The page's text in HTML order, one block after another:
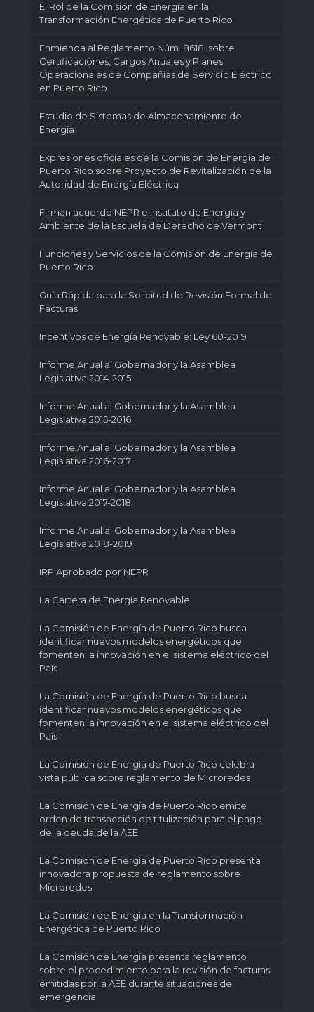
El Rol de la Comisión de Energía en la
Transformación Energética de Puerto Rico
Enmienda al Reglamento Núm. 8618, sobre
Certificaciones, Cargos Anuales y Planes
Operacionales de Compañías de Servicio Eléctrico
en Puerto Rico.
Estudio de Sistemas de Almacenamiento de
Energía
Expresiones oficiales de la Comisión de Energía de
Puerto Rico sobre Proyecto de Revitalización de la
Autoridad de Energía Eléctrica
Firman acuerdo NEPR e Instituto de Energía y
Ambiente de la Escuela de Derecho de Vermont
Funciones y Servicios de la Comisión de Energía de
Puerto Rico
Guía Rápida para la Solicitud de Revisión Formal de
Facturas
Incentivos de Energía Renovable: Ley 60-2019
Informe Anual al Gobernador y la Asamblea
Legislativa 2014-2015
Informe Anual al Gobernador y la Asamblea
Legislativa 2015-2016
Informe Anual al Gobernador y la Asamblea
Legislativa 2016-2017
Informe Anual al Gobernador y la Asamblea
Legislativa 2017-2018
Informe Anual al Gobernador y la Asamblea
Legislativa 2018-2019
IRP Aprobado por NEPR
La Cartera de Energía Renovable
La Comisión de Energía de Puerto Rico busca
identificar nuevos modelos energéticos que
fomenten la innovación en el sistema eléctrico del
País
La Comisión de Energía de Puerto Rico busca
identificar nuevos modelos energéticos que
fomenten la innovación en el sistema eléctrico del
País
La Comisión de Energía de Puerto Rico celebra
vista pública sobre reglamento de Microredes
La Comisión de Energía de Puerto Rico emite
orden de transacción de titulización para el pago
de la deuda de la AEE
La Comisión de Energía de Puerto Rico presenta
innovadora propuesta de reglamento sobre
Microredes
La Comisión de Energía en la Transformación
Energética de Puerto Rico
La Comisión de Energía presenta reglamento
sobre el procedimiento para la revisión de facturas
emitidas por la AEE durante situaciones de
emergencia